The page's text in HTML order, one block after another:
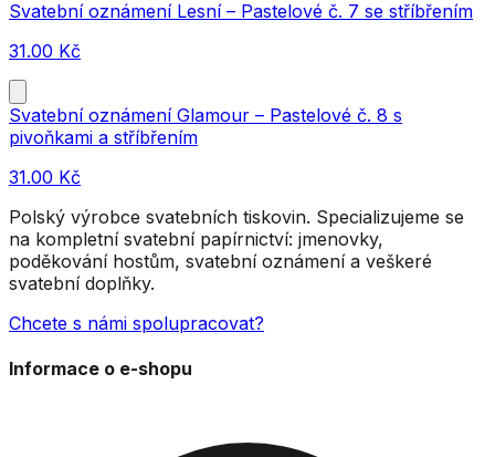
Svatební oznámení Lesní – Pastelové č. 7 se stříbřením
31.00 Kč
Svatební oznámení Glamour – Pastelové č. 8 s
pivoňkami a stříbřením
31.00 Kč
Polský výrobce svatebních tiskovin. Specializujeme se
na kompletní svatební papírnictví: jmenovky,
poděkování hostům, svatební oznámení a veškeré
svatební doplňky.
Chcete s námi spolupracovat?
Informace o e-shopu